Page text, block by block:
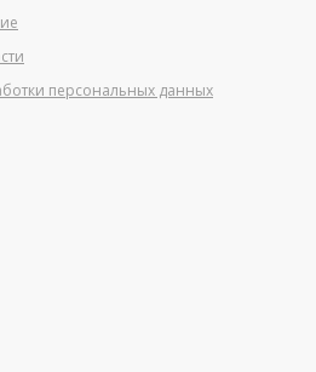
персональных данных